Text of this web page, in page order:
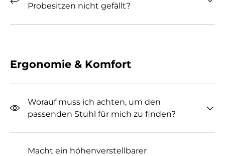
Probesitzen nicht gefällt?
Ergonomie & Komfort
Worauf muss ich achten, um den
passenden Stuhl für mich zu finden?
Macht ein höhenverstellbarer